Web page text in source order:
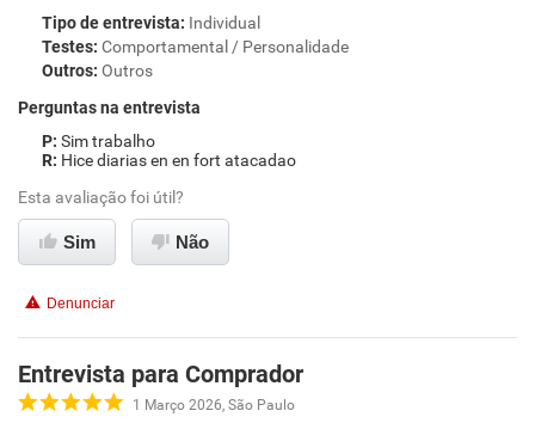
Tipo de entrevista: Individual
Testes: Comportamental / Personalidade
Outros: Outros
Perguntas na entrevista
Sim trabalho
Hice diarias en en fort atacadao
Esta avaliação foi útil?
Sim Não
Denunciar
Entrevista para Comprador
1 Março 2026, São Paulo